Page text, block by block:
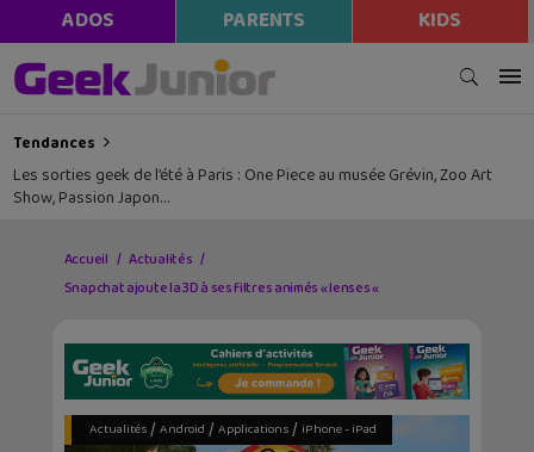
ADOS PARENTS KIDS
Tendances
Les sorties geek de l’été à Paris : One Piece au musée Grévin, Zoo Art
Show, Passion Japon…
Accueil
Actualités
Snapchat ajoute la 3D à ses filtres animés « lenses «
Actualités/ Android / Applications/ iPhone - iPad